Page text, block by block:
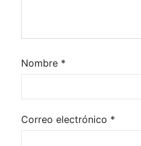
Nombre *
Correo electrónico *